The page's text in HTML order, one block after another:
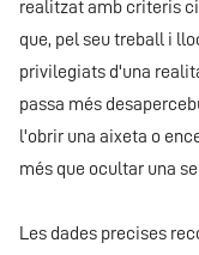
realitzat amb criteris
que, pel seu treball i
privilegiats d'una
passa més
l'obrir una aixeta o
més que ocultar una
Les dades precises